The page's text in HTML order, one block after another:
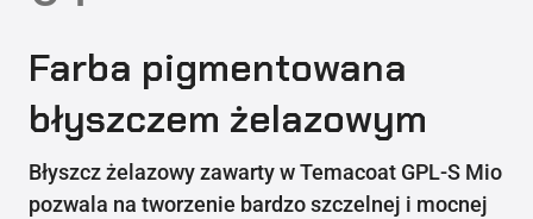
Farba pigmentowana
błyszczem żelazowym
Błyszcz żelazowy zawarty w Temacoat GPL-S Mio
pozwala na tworzenie bardzo szczelnej i mocnej